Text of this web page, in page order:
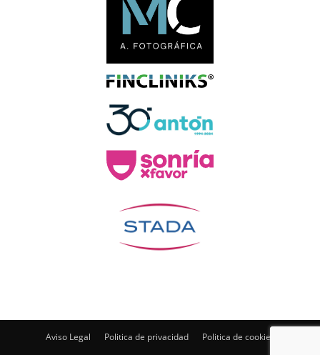
Aviso Legal Politica de privacidad Politica de cookies